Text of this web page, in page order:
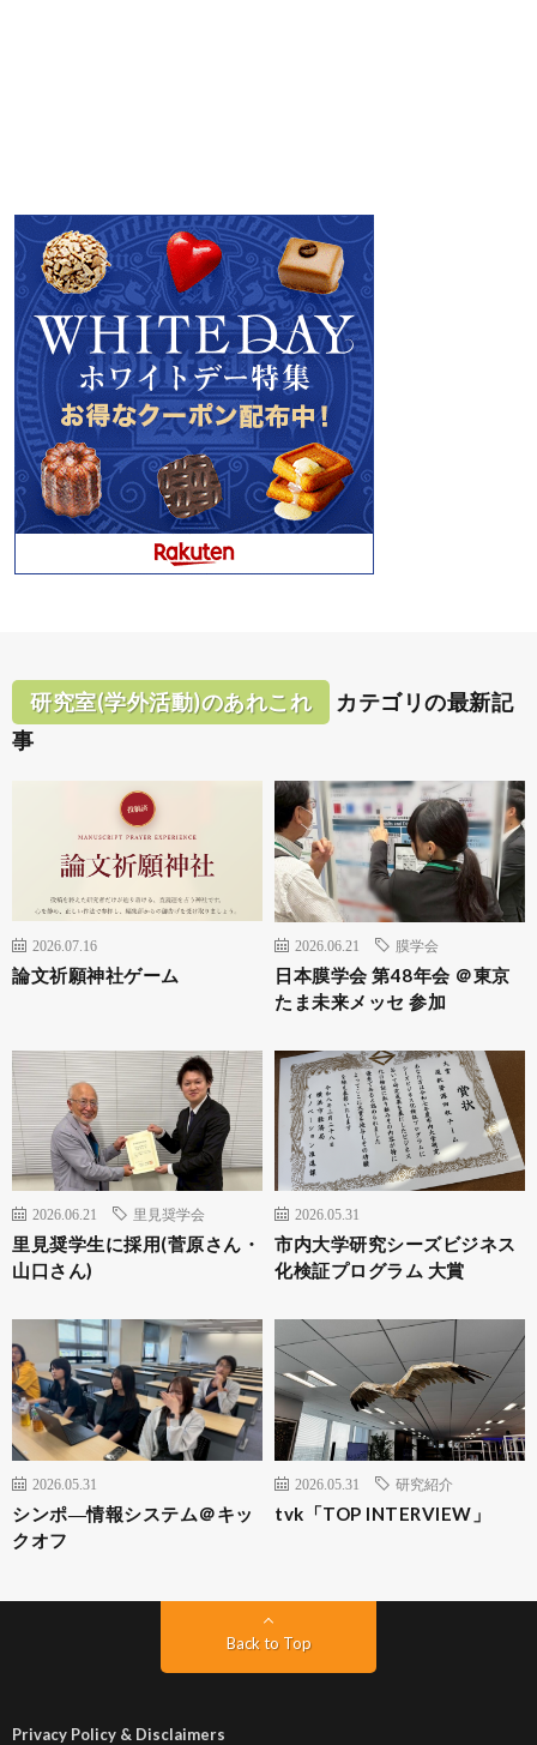
研究室(学外活動)のあれこれ
カテゴリの最新記
事
2026.07.16
論文祈願神社ゲーム
2026.06.21 膜学会
日本膜学会 第48年会 ＠東京
たま未来メッセ 参加
2026.06.21 里見奨学会
里見奨学生に採用(菅原さん・
山口さん)
2026.05.31
市内大学研究シーズビジネス
化検証プログラム 大賞
2026.05.31
シンポ―情報システム＠キッ
クオフ
2026.05.31 研究紹介
tvk「TOP INTERVIEW」
Back to Top
Privacy Policy & Disclaimers